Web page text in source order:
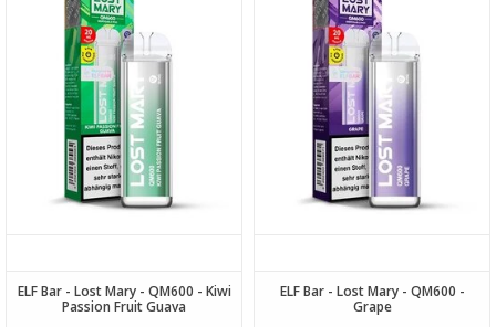
ELF Bar - Lost Mary - QM600 - Kiwi
Passion Fruit Guava
ELF Bar - Lost Mary - QM600 -
Grape